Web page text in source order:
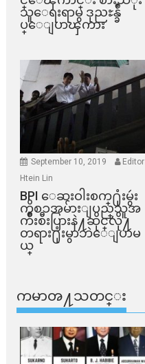
သူေရးရာမွ ဒုညႊန္ခ်ဳ
ပ္ေျပာၾကား
September 10, 2019
Editor
Htein Lin
BPI ​ေဆးဝါးစက္​႐ုံးမွဴး
ကိစၥအမ်ားျပည္​သူအ
က်ိဳးစီးပြားနဲ႔ဆိုင္​လို႔
တရား႐ုံးမွာဘဲေျပာမ
ယ္​
ကမာၻ႔သတင္း